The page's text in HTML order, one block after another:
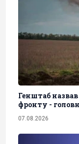
Генштаб
фронту -
07.08.2026